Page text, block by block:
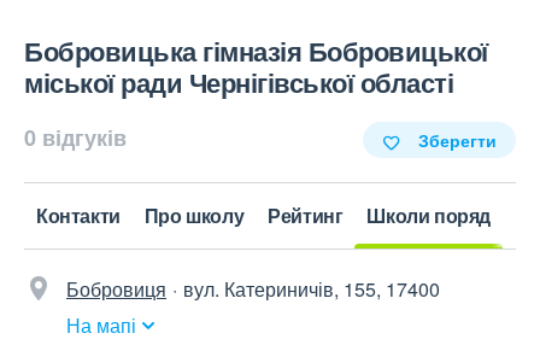
Бобровицька гімназія Бобровицької
міської ради Чернігівської області
0 відгуків Зберегти
Контакти Про школу Рейтинг Школи поряд
Бобровиця
вул. Катериничів, 155, 17400
На мапі